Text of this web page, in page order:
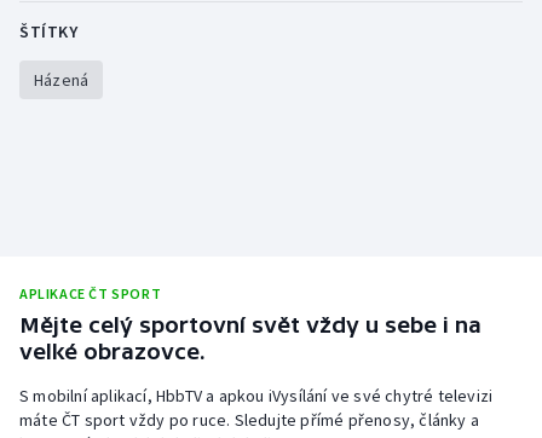
ŠTÍTKY
Házená
APLIKACE ČT SPORT
Mějte celý sportovní svět vždy u sebe i na
velké obrazovce.
S mobilní aplikací, HbbTV a apkou iVysílání ve své chytré televizi
máte ČT sport vždy po ruce. Sledujte přímé přenosy, články a